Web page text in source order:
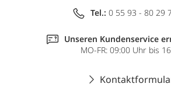
Tel.: 0 55 93 - 80 29
Unseren Kundenservice
MO-FR: 09:00 Uhr bis